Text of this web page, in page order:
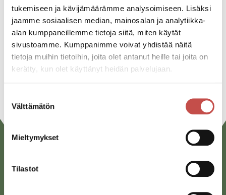
tukemiseen ja kävijämäärämme analysoimiseen. Lisäksi
jaamme sosiaalisen median, mainosalan ja analytiikka-
alan kumppaneillemme tietoja siitä, miten käytät
sivustoamme. Kumppanimme voivat yhdistää näitä
tietoja muihin tietoihin, joita olet antanut heille tai joita on
kerätty, kun olet käyttänyt heidän palvelujaan.
valinta
Välttämätön
Mieltymykset
Tilastot
Facebook
Twitter
Linkedin
URL